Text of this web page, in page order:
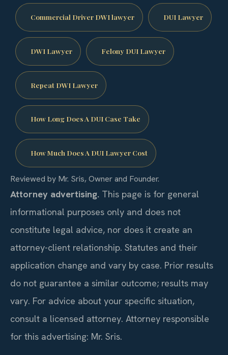
Commercial Driver DWI lawyer DUI Lawyer
DWI Lawyer Felony DUI Lawyer
Repeat DWI Lawyer
How Long Does A DUI Case Take
How Much Does A DUI Lawyer Cost
Reviewed by Mr. Sris, Owner and Founder.
Attorney advertising. This page is for general
informational purposes only and does not
constitute legal advice, nor does it create an
attorney-client relationship. Statutes and their
application change and vary by case. Prior results
do not guarantee a similar outcome; results may
vary. For advice about your specific situation,
consult a licensed attorney. Attorney responsible
for this advertising: Mr. Sris.